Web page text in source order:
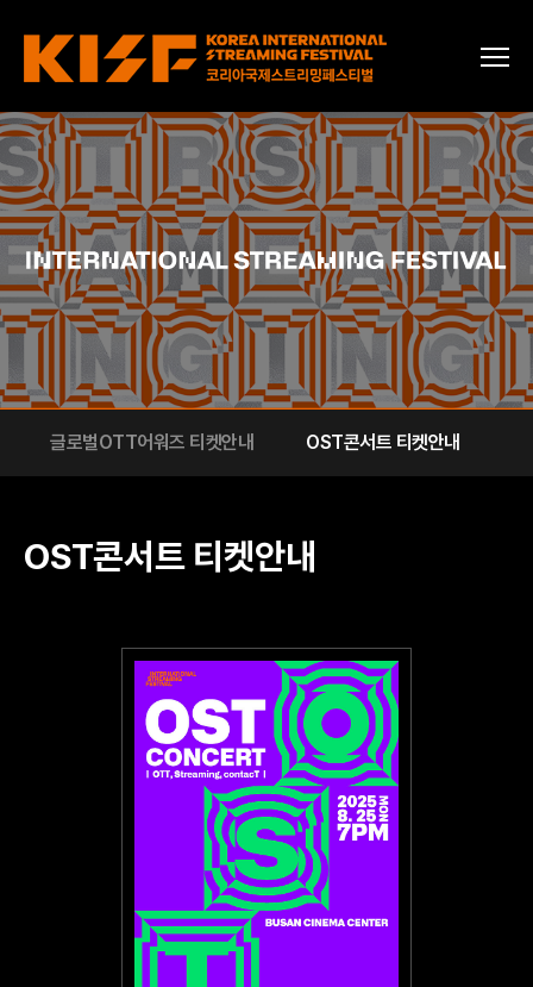
글로벌OTT어워즈 티켓안내 OST콘서트 티켓안내
OST콘서트 티켓안내